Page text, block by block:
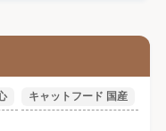
キャットフード 国産